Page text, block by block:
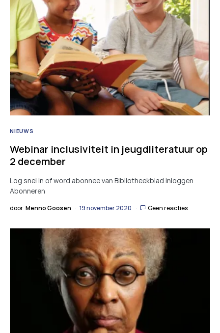
NIEUWS
Webinar inclusiviteit in jeugdliteratuur op
2 december
Log snel in of word abonnee van Bibliotheekblad Inloggen
Abonneren
door Menno Goosen 19 november 2020 Geen reacties